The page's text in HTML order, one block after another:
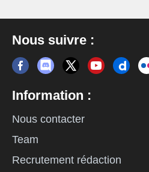
Nous suivre :
Information :
Nous contacter
Team
Recrutement rédaction